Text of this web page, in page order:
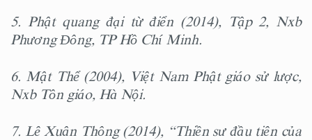
5. Phật quang đại từ điển (2014), Tập 2, Nxb
Phương Đông, TP Hồ Chí Minh.
6. Mật Thể (2004), Việt Nam Phật giáo sử lược,
Nxb Tôn giáo, Hà Nội.
7. Lê Xuân Thông (2014), “Thiền sư đầu tiên của